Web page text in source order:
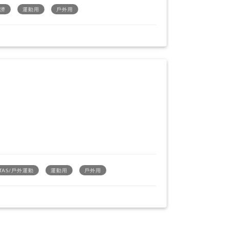
運動用 戶外用
戶外運動 運動用 戶外用